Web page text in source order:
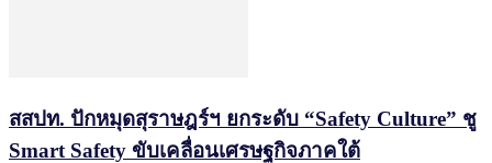
สสปท. ปักหมุดสุราษฎร์ฯ ยกระดับ “Safety Culture” ชู
Smart Safety ขับเคลื่อนเศรษฐกิจภาคใต้